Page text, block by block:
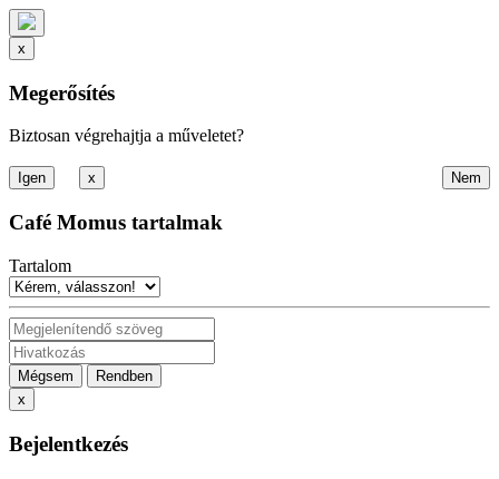
x
Megerősítés
Biztosan végrehajtja a műveletet?
x
Café Momus tartalmak
Tartalom
Mégsem
Rendben
x
Bejelentkezés